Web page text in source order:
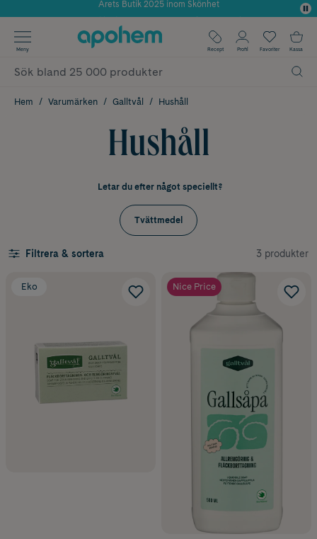
Använd kod: SOMMAR20 för 20% över 649kr
✓ Fri frakt
✓ Poäng på alla köp*
Meny Recept Profil Favoriter Kassa
Hem Varumärken Galltvål Hushåll
Hushåll
Letar du efter något speciellt?
Tvättmedel
Filtrera & sortera 3 produkter
Eko Nice Price